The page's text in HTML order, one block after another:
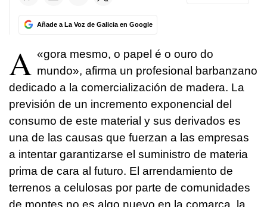
Añade a La Voz de Galicia en Google
«
A
gora mesmo, o papel é o ouro do
mundo», afirma un profesional barbanzano
dedicado a la comercialización de madera. La
previsión de un incremento exponencial del
consumo de este material y sus derivados es
una de las causas que fuerzan a las empresas
a intentar garantizarse el suministro de materia
prima de cara al futuro. El arrendamiento de
terrenos a celulosas por parte de comunidades
de montes no es algo nuevo en la comarca, la